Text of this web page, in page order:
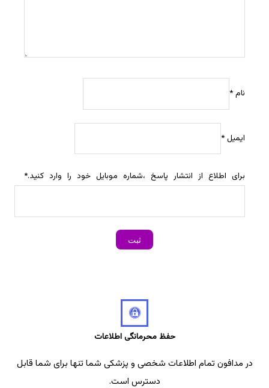
نام*
ایمیل*
برای اطلاع از انتشار پاسخ ،شماره موبایل خود را وارد کنید.*
حفظ محرمانگی اطلاعات
در مدافون تمام اطلاعات شخصی و پزشکی شما تنها برای شما قابل
دسترس است.